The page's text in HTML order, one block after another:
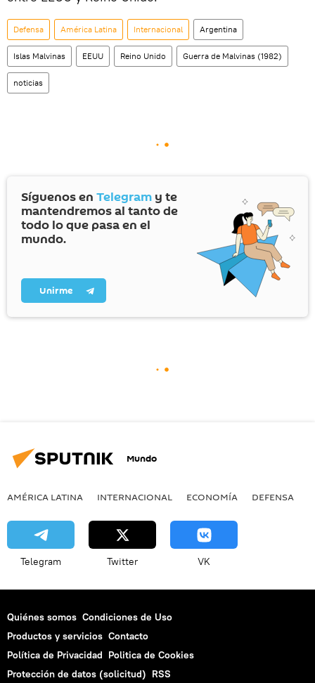
Defensa América Latina Internacional Argentina
Islas Malvinas EEUU Reino Unido Guerra de Malvinas (1982)
noticias
Síguenos en Telegram y te
mantendremos al tanto de
todo lo que pasa en el
mundo.
Unirme
Mundo
AMÉRICA LATINA INTERNACIONAL ECONOMÍA DEFENSA
Telegram Twitter VK
Quiénes somos Condiciones de Uso
Productos y servicios Contacto
Política de Privacidad Politica de Cookies
Protección de datos (solicitud) RSS